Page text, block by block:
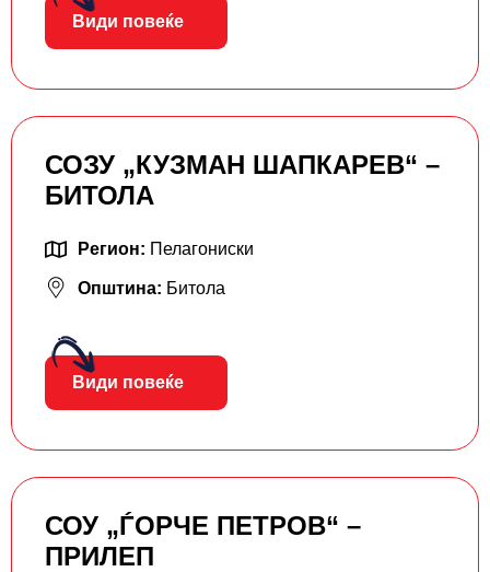
Види повеќе
СОЗУ „КУЗМАН ШАПКАРЕВ“ –
БИТОЛА
Регион: Пелагониски
Општина: Битола
Види повеќе
СОУ „ЃОРЧЕ ПЕТРОВ“ –
ПРИЛЕП